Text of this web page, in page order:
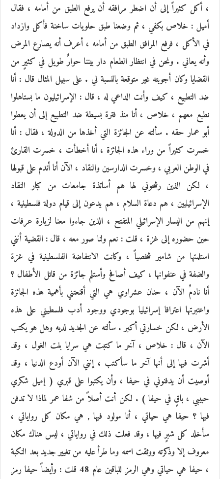
، أكل كثيراً إلى أن اضطر مرافقه أن يرفع الطبق من أمامه ، فقال
أميل : خلاص بكفي ، ثم وضعنا طبق حلويات ساخنة فأكل وازداد
في الأكل ، فرفع المرافق الطبق من أمامه ، أعرف أنه يصارع المرض
وأنه يعاني . ونحن في انتظار الطعام دار بيننا حوارٌ طويل في كثيرٍ من
القضايا وكان أجوبته غير متوقعة بالنسبة لي . على سبيل المثال قال : أنا
ضد التطبيع ، كيف وأنت الداعي له ، قال : الإسرائيليون ما بستاهلوا
نطبع معهم ، خلاص ، أنا منذ فترة بسيطة ضد التطبيع إلى أن يعطوا
أبو عمار حقه . سألته عن الجائزة التي أخذها من الدولة ، فقال : أنا
خسرت كثيراً من وراء هذه الجائزة ، أنا أخطأت ، خسرت القارئ
في الوطن العربي ، وخسرت الدارسين والنقاد ، الآن أنا أندم على قبولها
، لكن الذين رشحوني لها هم أساتذة جامعات من كبار النقاد
الإسرائيليين ، هم دعاة السلام ، هم يدعون إلى قيام دولة فلسطينية ،
إنهم من اليسار الإسرائيلي المتفتح ، الذين جاءوا معنا لزيارة عرفات
حين حضوره إلى غزة ، قلت : نعم ولنا صور معه ، قال : القضية أنني
استلمتها من شامير شخصياً ، وكانت الانتفاضة الفلسطينية في غزة
والضفة في عنفوانها ، كيف أصافح وأستلم جائزة من قاتل الأطفال ؟
أنا نادمٌ الآن ، حنان عشراوي هي التي أقنعتني بأهمية هذه الجائزة
واعتبرتها اعترافا إسرائيليا بوجودي ووجود أدب فلسطيني على هذه
الأرض ، لكن خسارتي أكبر . سألته عن الجديد لديه وهل هو يكتب
الآن ، قال : خلاص ، آخر ما كتبت هي سرايا بنت الغول ، وقد
أشرت فيها إلى أنها آخر ما سأكتب ، إنني الآن أودع الدنيا ، وقد
أوصيت أن يدفنوني في حيفا ، وأن يكتبوا على قبري ( إميل شكري
حبيبي ، باقٍ في حيفا ) . لكن أنت أصلاً من شفا عمر لماذا لا تدفن
فيها ؟ حيفا هي حياتي ، أنا مولود فيها , هي مكان كل رواياتي ،
سأخلد كل شبرٍ فيها ، وقد فعلت ذلك في رواياتي ، ليس هناك مكان
معروف إلا وذكرته ووثقت اسمه وما طرأ عليه من تغيير جديد بعد النكبة
، حيفا هي حياتي وهي الرمز للباقين عام 48 قلت : وأيضاً حيفا رمز